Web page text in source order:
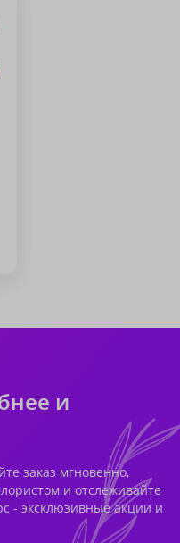
и
заказ мгновенно,
и отслеживайте
- эксклюзивные акции и